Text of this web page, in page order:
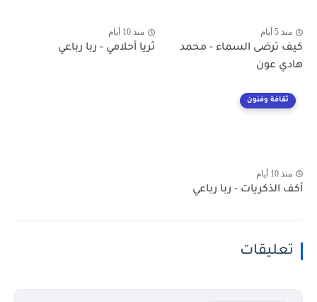
منذ 5 أيام
كيف ترضى السماء - محمد
هادي عون
منذ 10 أيام
ثريا أحلامي - ربا رباعي
ثقافة وفنون
منذ 10 أيام
أكف الذكريات - ربا رباعي
تعليقات